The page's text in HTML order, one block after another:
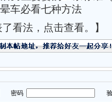
车必看七种方法
看法，点击查看。】
密码 验